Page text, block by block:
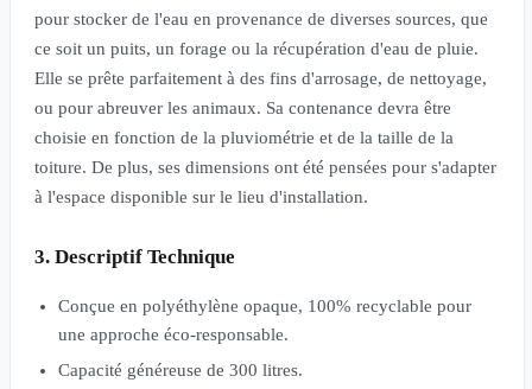
pour stocker de l'eau en provenance de diverses sources, que
ce soit un puits, un forage ou la récupération d'eau de pluie.
Elle se prête parfaitement à des fins d'arrosage, de nettoyage,
ou pour abreuver les animaux. Sa contenance devra être
choisie en fonction de la pluviométrie et de la taille de la
toiture. De plus, ses dimensions ont été pensées pour s'adapter
à l'espace disponible sur le lieu d'installation.
3. Descriptif Technique
Conçue en polyéthylène opaque, 100% recyclable pour
une approche éco-responsable.
Capacité généreuse de 300 litres.